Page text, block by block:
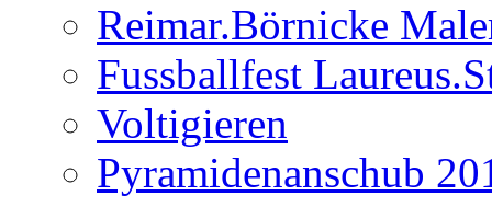
Reimar.Börnicke
Fussballfest
Voltigieren
Pyramidenanschub